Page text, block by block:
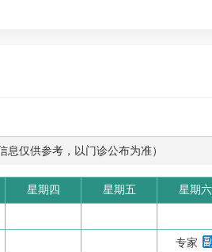
息仅供参考，以门诊公布为准）
星期四 星期五 星期六
专家